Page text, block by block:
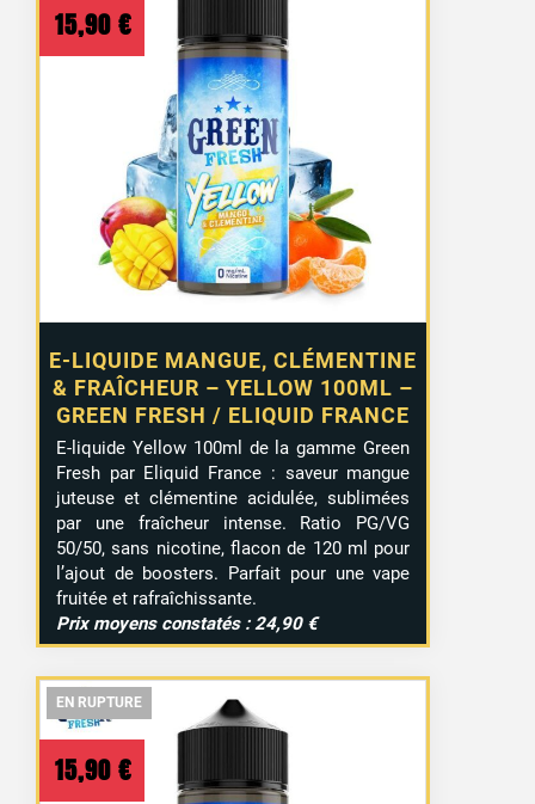
E-LIQUIDE MANGUE, CLÉMENTINE
& FRAÎCHEUR – YELLOW 100ML –
GREEN FRESH / ELIQUID FRANCE
15,90 €
E-liquide Yellow 100ml de la gamme Green
Fresh par Eliquid France : saveur mangue
juteuse et clémentine acidulée, sublimées
par une fraîcheur intense. Ratio PG/VG
50/50, sans nicotine, flacon de 120 ml pour
l’ajout de boosters. Parfait pour une vape
fruitée et rafraîchissante.
Prix moyens constatés : 24,90 €
EN RUPTURE
EN RUPTURE
15,90 €
EN RUPTURE